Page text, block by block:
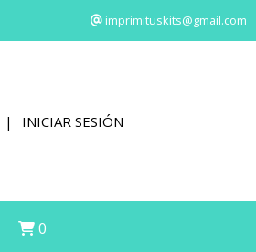
imprimituskits@gmail.com
INICIAR SESIÓN
0